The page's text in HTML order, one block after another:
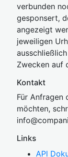
verbunden
gesponsert,
angezeigt
jeweiligen
Zwecken auf
Kontakt
Für Anfragen
möchten,
inf
Links
API